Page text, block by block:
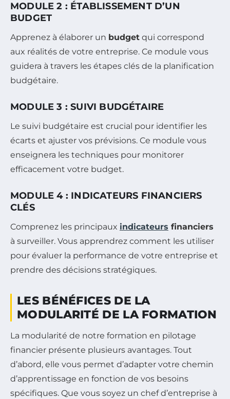
MODULE 2 : ÉTABLISSEMENT D’UN
BUDGET
Apprenez à élaborer un budget qui correspond
aux réalités de votre entreprise. Ce module vous
guidera à travers les étapes clés de la planification
budgétaire.
MODULE 3 : SUIVI BUDGÉTAIRE
Le suivi budgétaire est crucial pour identifier les
écarts et ajuster vos prévisions. Ce module vous
enseignera les techniques pour monitorer
efficacement votre budget.
MODULE 4 : INDICATEURS FINANCIERS
CLÉS
Comprenez les principaux indicateurs financiers
à surveiller. Vous apprendrez comment les utiliser
pour évaluer la performance de votre entreprise et
prendre des décisions stratégiques.
LES BÉNÉFICES DE LA
MODULARITÉ DE LA FORMATION
La modularité de notre formation en pilotage
financier présente plusieurs avantages. Tout
d’abord, elle vous permet d’adapter votre chemin
d’apprentissage en fonction de vos besoins
spécifiques. Que vous soyez un chef d’entreprise à